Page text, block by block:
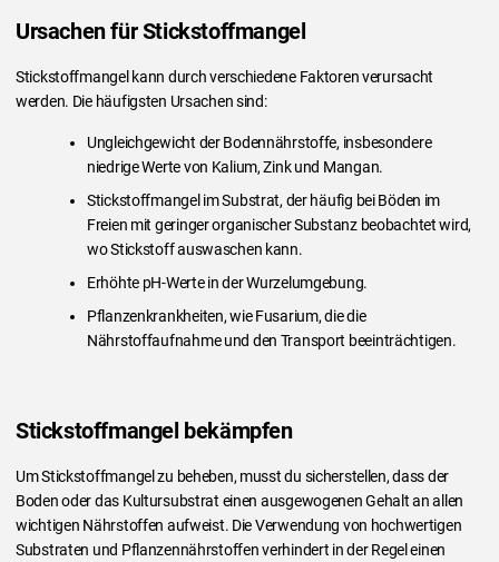
Ursachen für Stickstoffmangel
Stickstoffmangel kann durch verschiedene Faktoren verursacht
werden. Die häufigsten Ursachen sind:
Ungleichgewicht der Bodennährstoffe, insbesondere
niedrige Werte von Kalium, Zink und Mangan.
Stickstoffmangel im Substrat, der häufig bei Böden im
Freien mit geringer organischer Substanz beobachtet wird,
wo Stickstoff auswaschen kann.
Erhöhte pH-Werte in der Wurzelumgebung.
Pflanzenkrankheiten, wie Fusarium, die die
Nährstoffaufnahme und den Transport beeinträchtigen.
Stickstoffmangel bekämpfen
Um Stickstoffmangel zu beheben, musst du sicherstellen, dass der
Boden oder das Kultursubstrat einen ausgewogenen Gehalt an allen
wichtigen Nährstoffen aufweist. Die Verwendung von hochwertigen
Substraten und Pflanzennährstoffen verhindert in der Regel einen